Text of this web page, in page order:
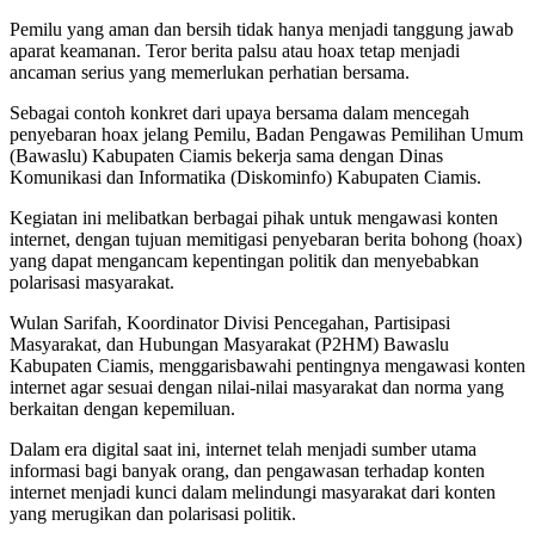
Pemilu yang aman dan bersih tidak hanya menjadi tanggung jawab
aparat keamanan. Teror berita palsu atau hoax tetap menjadi
ancaman serius yang memerlukan perhatian bersama.
Sebagai contoh konkret dari upaya bersama dalam mencegah
penyebaran hoax jelang Pemilu, Badan Pengawas Pemilihan Umum
(Bawaslu) Kabupaten Ciamis bekerja sama dengan Dinas
Komunikasi dan Informatika (Diskominfo) Kabupaten Ciamis.
Kegiatan ini melibatkan berbagai pihak untuk mengawasi konten
internet, dengan tujuan memitigasi penyebaran berita bohong (hoax)
yang dapat mengancam kepentingan politik dan menyebabkan
polarisasi masyarakat.
Wulan Sarifah, Koordinator Divisi Pencegahan, Partisipasi
Masyarakat, dan Hubungan Masyarakat (P2HM) Bawaslu
Kabupaten Ciamis, menggarisbawahi pentingnya mengawasi konten
internet agar sesuai dengan nilai-nilai masyarakat dan norma yang
berkaitan dengan kepemiluan.
Dalam era digital saat ini, internet telah menjadi sumber utama
informasi bagi banyak orang, dan pengawasan terhadap konten
internet menjadi kunci dalam melindungi masyarakat dari konten
yang merugikan dan polarisasi politik.